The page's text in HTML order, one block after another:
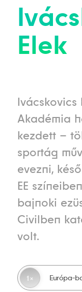
Elek
Ivácskovics
Akadémia
kezdett –
sportág
evezni,
EE
bajnoki
Civilben
volt.
1 Európa-